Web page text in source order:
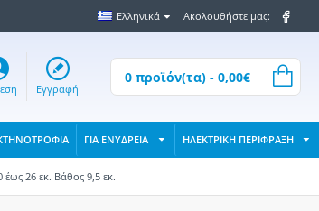
Ελληνικά Ακολουθήστε μας:
Εγγραφή
0 προϊόν(τα) - 0,00€
ΓΙΑ ΕΝΥΔΡΕΙΑ ΗΛΕΚΤΡΙΚΗ ΠΕΡΙΦΡΑΞΗ
26 εκ. Βάθος 9,5 εκ.